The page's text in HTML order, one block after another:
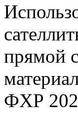
прямой
ФХР